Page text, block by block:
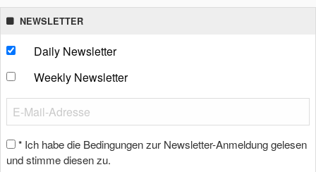
NEWSLETTER
Daily Newsletter
Weekly Newsletter
* Ich habe die Bedingungen zur Newsletter-Anmeldung gelesen
und stimme diesen zu.